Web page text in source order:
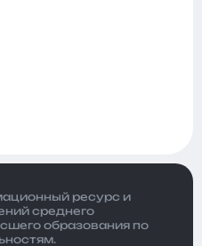
ресурс и
среднего
образования по